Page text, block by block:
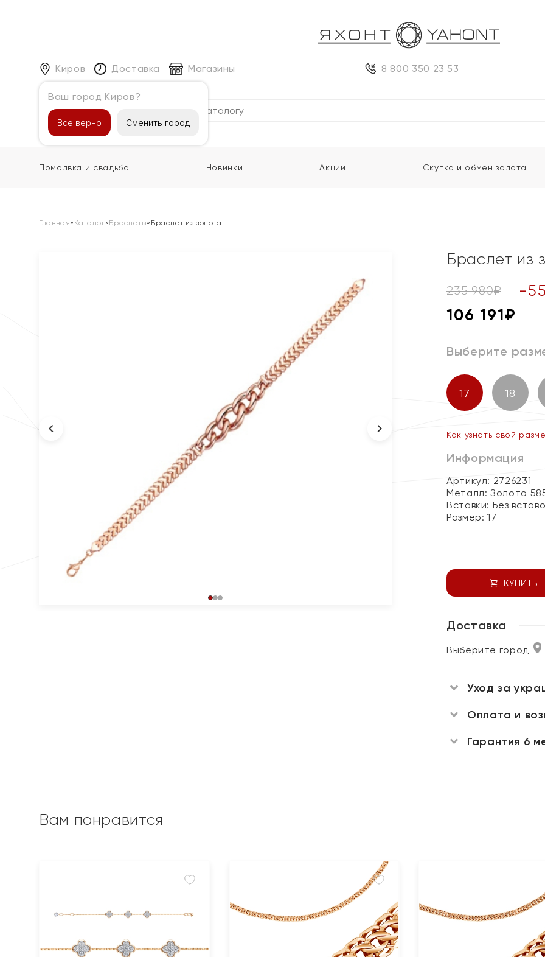
Киров
Ваш город Киров?
Все верно Сменить город
Доставка Магазины 8 800 350 23 53
Каталог
Помолвка и свадьба Новинки Акции Скупка и обмен золота
Главная» Каталог»Браслеты» Браслет из золота
Браслет из
235 980₽ -55
106 191₽
Выберите
17 18
Как узнать свой
Информация
Артикул: 2726231
Металл:Золото
Вставки: Без
Размер:17
КУПИТЬ
Доставка
Выберите город
Уход за
Оплата и
Гарантия 6
Вам понравится